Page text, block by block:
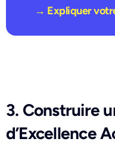
→ Expliquer
3. Construire
d’Excellence